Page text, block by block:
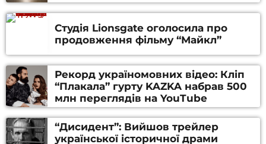
Студія Lionsgate оголосила про
продовження фільму “Майкл”
Рекорд україномовних відео: Кліп
“Плакала” гурту KAZKA набрав 500
млн переглядів на YouTube
“Дисидент”: Вийшов трейлер
української історичної драми